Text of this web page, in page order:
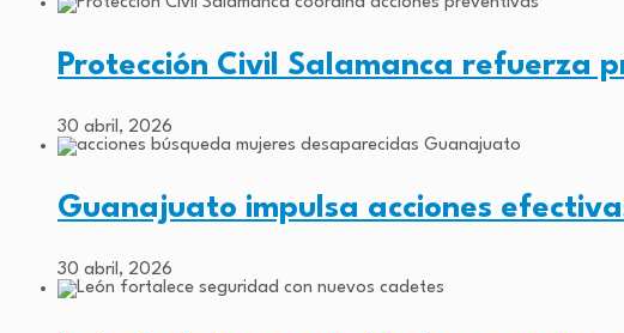
Protección Civil Salamanca refuerza
30 abril, 2026
Guanajuato impulsa acciones
30 abril, 2026